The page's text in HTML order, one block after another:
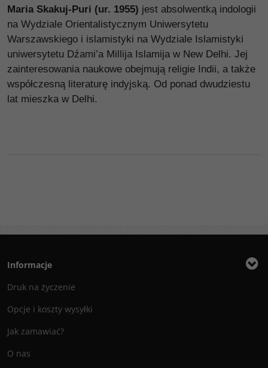
Maria Skakuj-Puri (ur. 1955) jest absolwentką indologii
na Wydziale Orientalistycznym Uniwersytetu
Warszawskiego i islamistyki na Wydziale Islamistyki
uniwersytetu Dźami’a Millija Islamija w New Delhi. Jej
zainteresowania naukowe obejmują religie Indii, a także
współczesną literaturę indyjską. Od ponad dwudziestu
lat mieszka w Delhi.
Informacje
Druk na życzenie
Opcje i koszty wysyłki
Jak zamawiać?
O nas